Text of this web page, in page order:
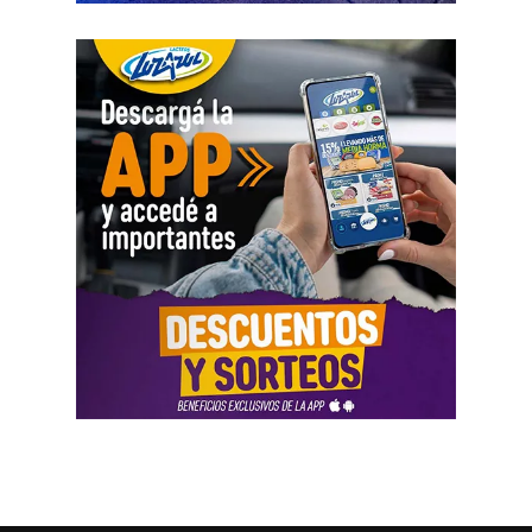
convenios y facilitar el despido de delegados, se busca
desarticular la organización colectiva que históricamente
garantizó la pluralidad de voces en nuestro país».
Además, la abogada Amartino solicitó, en nombre de
todas las organizaciones que pidieron la audiencia, que
la CIDH «emita una comunicación dirigida al Estado
argentino en la que llame la atención sobre la
incompatibilidad de la reforma laboral con los estándares
interamericanos, y llame al cumplimiento de sus
obligaciones en materia de derechos humanos.
Solicitamos también que esa comunicación sea remitida
a todos los tribunales locales para ser tenida en cuenta
como instrumento de interpretación del derecho».
También pidió «que declare que la derogación del
municipios, entre otros. Además, sólo se garantizarán
vuelos sanitarios y de Estado por parte de la
Administración Nacional de Aviación Civil (ANAC), PAMI
y ANSES atenderán únicamente emergencias.
Uno de los principales motivos que reaviva la
conflictividad en el Sector Público es la pérdida del poder
adquisitivo a partir de las paritarias firmadas a la baja.
lo que va del 2026, los incrementos llegaron a 12,9%
en la Administración Pública Nacional hasta el mes de
junio, mientras que la inflación en ese mismo periodo
en lo que va de la gestión de Javier Milei, los
nuevamente sobre «el intento de cierre,